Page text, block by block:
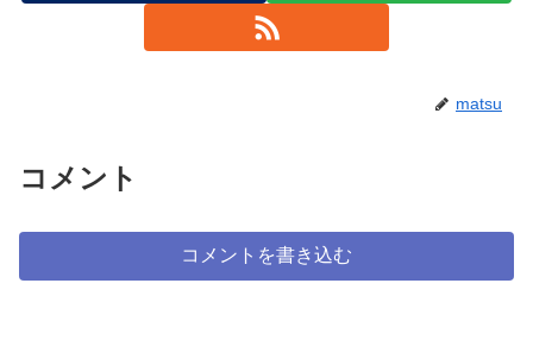
matsu
コメント
コメントを書き込む